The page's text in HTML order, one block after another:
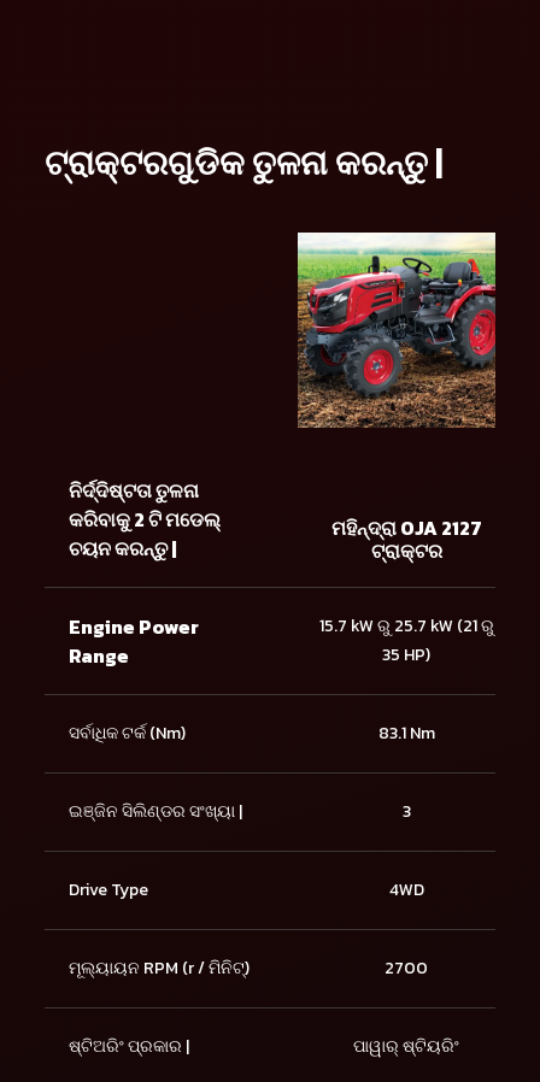
ଟ୍ରାକ୍ଟରଗୁଡିକ ତୁଳନା କରନ୍ତୁ |
ନିର୍ଦ୍ଦିଷ୍ଟତା ତୁଳନା
କରିବାକୁ 2 ଟି ମଡେଲ୍
ଚୟନ କରନ୍ତୁ |
ମହିନ୍ଦ୍ରା OJA 2127
ଟ୍ରାକ୍ଟର
Engine Power
Range
15.7 kW ରୁ 25.7 kW (21 ରୁ
35 HP)
ସର୍ବାଧିକ ଟର୍କ (Nm) 83.1 Nm
ଇଞ୍ଜିନ ସିଲିଣ୍ଡର ସଂଖ୍ୟା | 3
Drive Type 4WD
ମୂଲ୍ୟାୟନ RPM (r / ମିନିଟ୍) 2700
ଷ୍ଟିଅରିଂ ପ୍ରକାର | ପାୱାର୍ ଷ୍ଟିୟରିଂ